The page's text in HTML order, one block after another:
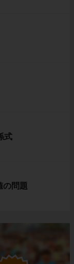
式
の問題